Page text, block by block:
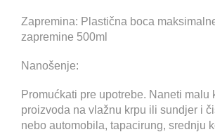
Zapremina: Plastična boca
zapremine 500ml
Nanošenje:
Promućkati pre upotrebe. Naneti malu
proizvoda na vlažnu krpu ili sundjer i
nebo automobila, tapacirung, srednju